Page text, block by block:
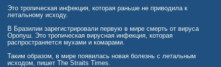
Это тропическая инфекция, которая раньше не приводила к
летальному исходу.
В Бразилии зарегистрировали первую в мире смерть от вируса
Оропуш. Это тропическая вирусная инфекция, которая
распространяется мухами и комарами.
Таким образом, в мире появилась новая болезнь с летальным
исходом, пишет The Straits Times.